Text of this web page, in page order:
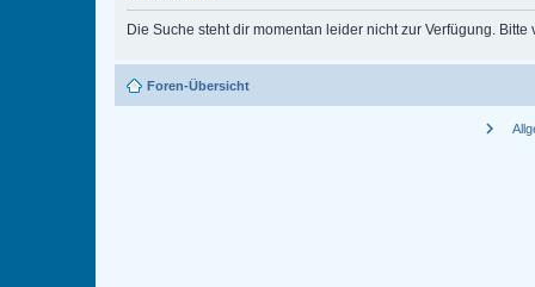
Die Suche steht dir momentan leider nicht zur Verfügung.
Foren-Übersicht
chevron_right